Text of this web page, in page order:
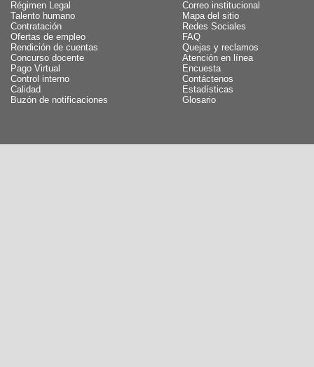
Régimen Legal
Talento humano
Contratación
Ofertas de empleo
Rendición de cuentas
Concurso docente
Pago Virtual
Control interno
Calidad
Buzón de notificaciones
Correo institucional
Mapa del sitio
Redes Sociales
FAQ
Quejas y reclamos
Atención en línea
Encuesta
Contáctenos
Estadísticas
Glosario